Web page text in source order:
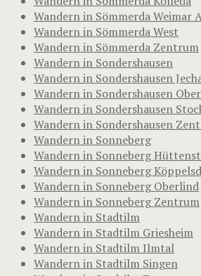
Wandern in Sömmerda Weimar
Wandern in Sömmerda West
Wandern in Sömmerda Zentrum
Wandern in Sondershausen
Wandern in Sondershausen
Wandern in Sondershausen
Wandern in Sondershausen
Wandern in Sondershausen
Wandern in Sonneberg
Wandern in Sonneberg
Wandern in Sonneberg
Wandern in Sonneberg Oberlind
Wandern in Sonneberg Zentrum
Wandern in Stadtilm
Wandern in Stadtilm Griesheim
Wandern in Stadtilm Ilmtal
Wandern in Stadtilm Singen